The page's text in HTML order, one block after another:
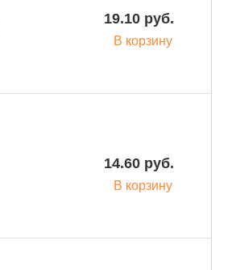
19.10 руб.
В корзину
14.60 руб.
В корзину